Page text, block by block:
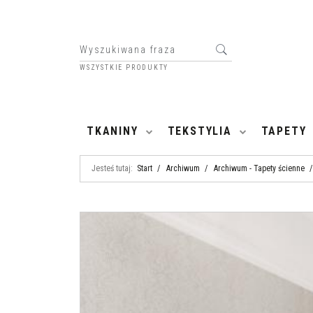
WSZYSTKIE PRODUKTY
TKANINY TEKSTYLIA TAPETY
Jesteś tutaj: Start / Archiwum / Archiwum - Tapety ścienne /